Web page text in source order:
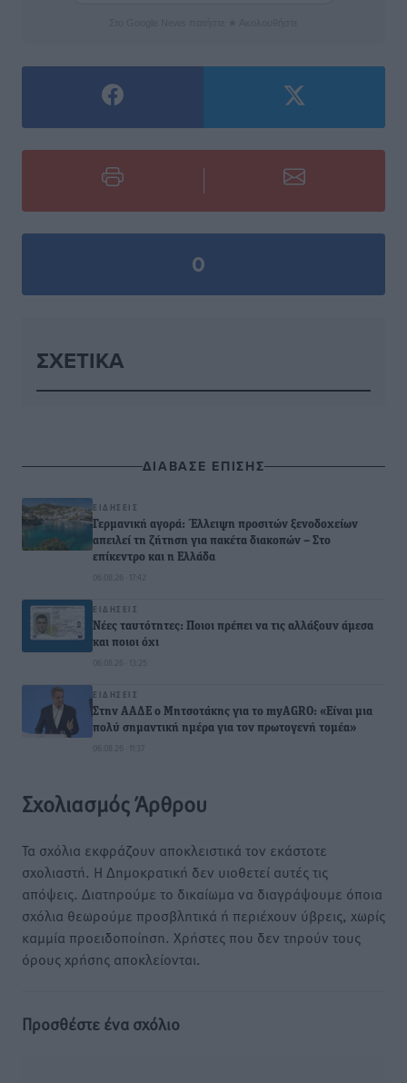
0
ΣΧΕΤΙΚΆ
ΔΙΑΒΑΣΕ ΕΠΙΣΗΣ
ΕΙΔΉΣΕΙΣ
Γερμανική αγορά: Έλλειψη προσιτών ξενοδοχείων
απειλεί τη ζήτηση για πακέτα διακοπών – Στο
επίκεντρο και η Ελλάδα
06.08.26 · 17:42
ΕΙΔΉΣΕΙΣ
Νέες ταυτότητες: Ποιοι πρέπει να τις αλλάξουν άμεσα
και ποιοι όχι
06.08.26 · 13:25
ΕΙΔΉΣΕΙΣ
Στην ΑΑΔΕ ο Μητσοτάκης για το myAGRO: «Είναι μια
πολύ σημαντική ημέρα για τον πρωτογενή τομέα»
06.08.26 · 11:37
Σχολιασμός Άρθρου
Τα σχόλια εκφράζουν αποκλειστικά τον εκάστοτε
σχολιαστή. Η Δημοκρατική δεν υιοθετεί αυτές τις
απόψεις. Διατηρούμε το δικαίωμα να διαγράψουμε όποια
σχόλια θεωρούμε προσβλητικά ή περιέχουν ύβρεις, χωρίς
καμμία προειδοποίηση. Χρήστες που δεν τηρούν τους
όρους χρήσης αποκλείονται.
Προσθέστε ένα σχόλιο